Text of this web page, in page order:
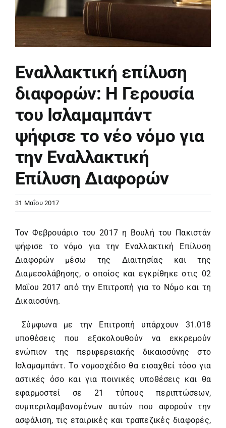
Εναλλακτική επίλυση
διαφορών: Η Γερουσία
του Ισλαμαμπάντ
ψήφισε το νέο νόμο για
την Εναλλακτική
Επίλυση Διαφορών
31 Μαΐου 2017
Τον Φεβρουάριο του 2017 η Βουλή του Πακιστάν
ψήφισε το νόμο για την Εναλλακτική Επίλυση
Διαφορών μέσω της Διαιτησίας και της
Διαμεσολάβησης, ο οποίος και εγκρίθηκε στις 02
Μαΐου 2017 από την Επιτροπή για το Νόμο και τη
Δικαιοσύνη.
Σύμφωνα με την Επιτροπή υπάρχουν 31.018
υποθέσεις που εξακολουθούν να εκκρεμούν
ενώπιον της περιφερειακής δικαιοσύνης στο
Ισλαμαμπάντ. Το νομοσχέδιο θα εισαχθεί τόσο για
αστικές όσο και για ποινικές υποθέσεις και θα
εφαρμοστεί σε 21 τύπους περιπτώσεων,
συμπεριλαμβανομένων αυτών που αφορούν την
ασφάλιση, τις εταιρικές και τραπεζικές διαφορές,